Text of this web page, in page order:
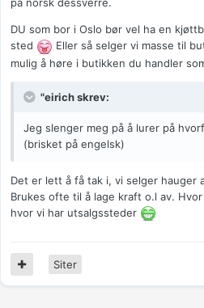
på norsk dessverre.
DU som bor i Oslo bør vel ha en
sted
Eller så selger vi masse til
mulig å høre i butikken du handler
"eirich skrev:
Jeg slenger meg på å lurer på
(brisket på engelsk)
Det er lett å få tak i, vi selger hauger
Brukes ofte til å lage kraft o.l av.
hvor vi har utsalgssteder
Siter